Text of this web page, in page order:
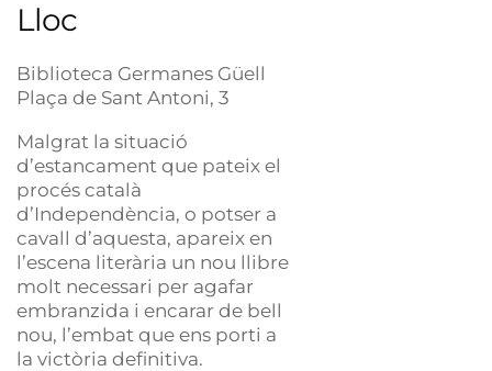
Lloc
Biblioteca Germanes Güell
Plaça de Sant Antoni, 3
Malgrat la situació
d’estancament que pateix el
procés català
d’Independència, o potser a
cavall d’aquesta, apareix en
l’escena literària un nou llibre
molt necessari per agafar
embranzida i encarar de bell
nou, l’embat que ens porti a
la victòria definitiva.